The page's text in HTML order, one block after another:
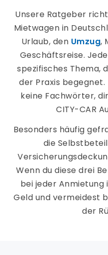
Unsere Ratgeber
Mietwagen in
Urlaub, den Umzug,
Geschäftsreise.
spezifisches Thema,
der Praxis
keine Fachwörter,
CITY-CAR
Besonders häufig
die
Wenn du diese drei
bei jeder Anmietung
Geld und vermeidest
der